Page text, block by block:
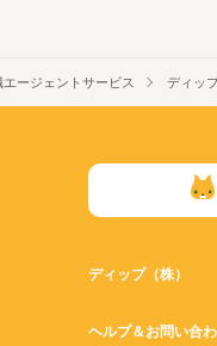
ージェントサービス ディッ
ディップ（株）
ヘルプ＆お問い合